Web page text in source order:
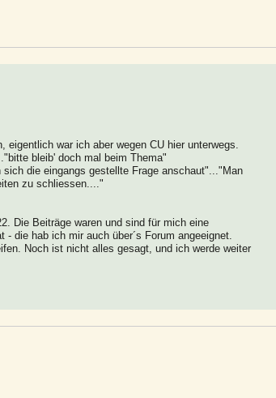
eigentlich war ich aber wegen CU hier unterwegs.
bleib' doch mal beim Thema"
die eingangs gestellte Frage anschaut"..."Man
zu schliessen...."
Die Beiträge waren und sind für mich eine
die hab ich mir auch über´s Forum angeeignet.
Noch ist nicht alles gesagt, und ich werde weiter